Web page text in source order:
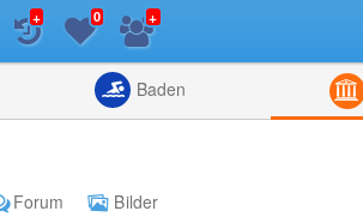
Listenansicht
+ 0 +
Baden
Forum
Bilder